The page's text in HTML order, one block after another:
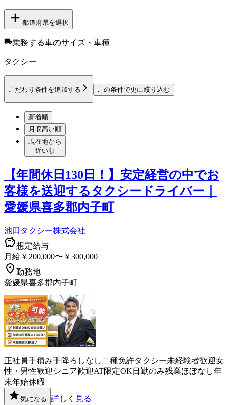
都道府県を選択
乗務する車のサイズ・車種
タクシー
こだわり条件を追加する この条件で更に絞り込む
新着順
月収高い順
現在地から
近い順
【年間休日130日！】安定経営の中でお
客様を送迎するタクシードライバー｜
愛媛県喜多郡内子町
池田タクシー株式会社
想定給与
月給￥200,000〜￥300,000
勤務地
愛媛県喜多郡内子町
正社員手積み手降ろしなし 二種免許タクシー未経験者歓迎女
性・男性歓迎 シニア歓迎AT限定OK 日勤のみ残業ほぼなし年
末年始休暇
気になる 詳しく見る